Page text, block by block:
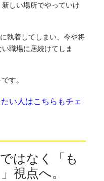
新しい場所でやっていけ
執着してしまい、今や将
職場に居続けてしま
す。
い人はこちらもチェ
はなく「も
視点へ。